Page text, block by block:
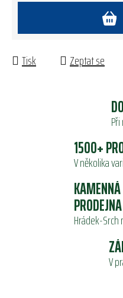
Tisk Zeptat se
1500+
V několika
KAMENNÁ
PRODEJNA
Hrádek-Srch
V